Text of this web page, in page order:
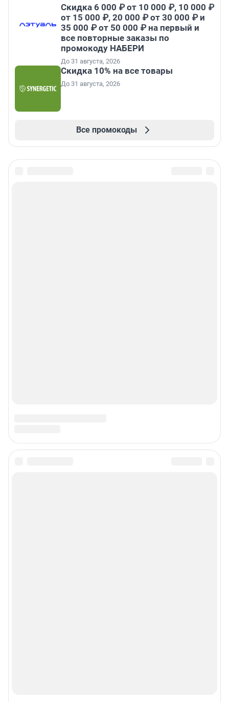
Скидка 6 000 ₽ от 10 000 ₽, 10 000 ₽
от 15 000 ₽, 20 000 ₽ от 30 000 ₽ и
35 000 ₽ от 50 000 ₽ на первый и
все повторные заказы по
промокоду НАБЕРИ
До 31 августа, 2026
Скидка 10% на все товары
До 31 августа, 2026
Все промокоды